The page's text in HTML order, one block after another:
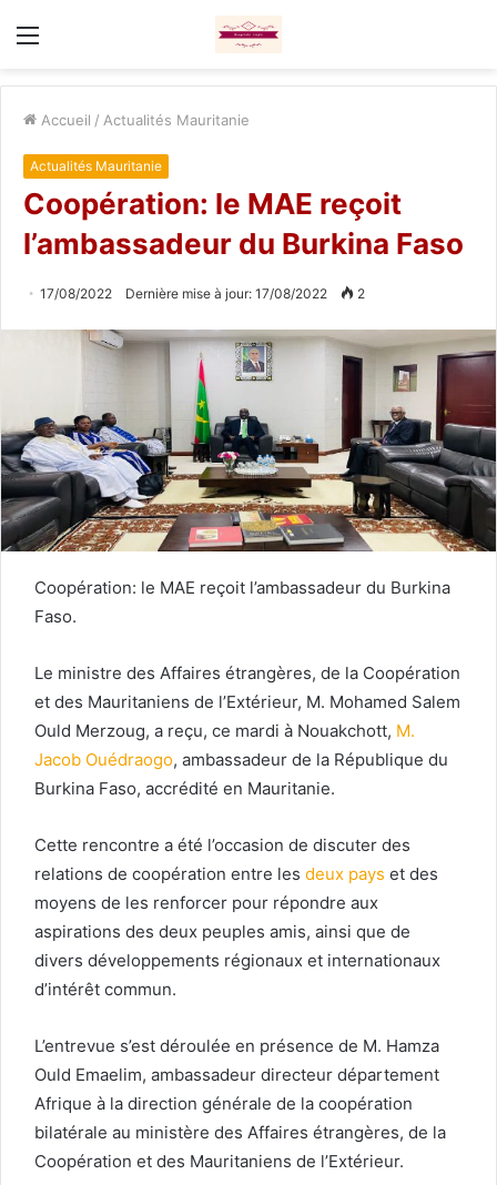
Menu
Accueil / Actualités Mauritanie
Actualités Mauritanie
Coopération: le MAE reçoit
l’ambassadeur du Burkina Faso
17/08/2022 Dernière mise à jour: 17/08/2022 2
Coopération: le MAE reçoit l’ambassadeur du Burkina
Faso.
Le ministre des Affaires étrangères, de la Coopération
et des Mauritaniens de l’Extérieur, M. Mohamed Salem
Ould Merzoug, a reçu, ce mardi à Nouakchott, M.
Jacob Ouédraogo, ambassadeur de la République du
Burkina Faso, accrédité en Mauritanie.
Cette rencontre a été l’occasion de discuter des
relations de coopération entre les deux pays et des
moyens de les renforcer pour répondre aux
aspirations des deux peuples amis, ainsi que de
divers développements régionaux et internationaux
d’intérêt commun.
L’entrevue s’est déroulée en présence de M. Hamza
Ould Emaelim, ambassadeur directeur département
Afrique à la direction générale de la coopération
bilatérale au ministère des Affaires étrangères, de la
Coopération et des Mauritaniens de l’Extérieur.